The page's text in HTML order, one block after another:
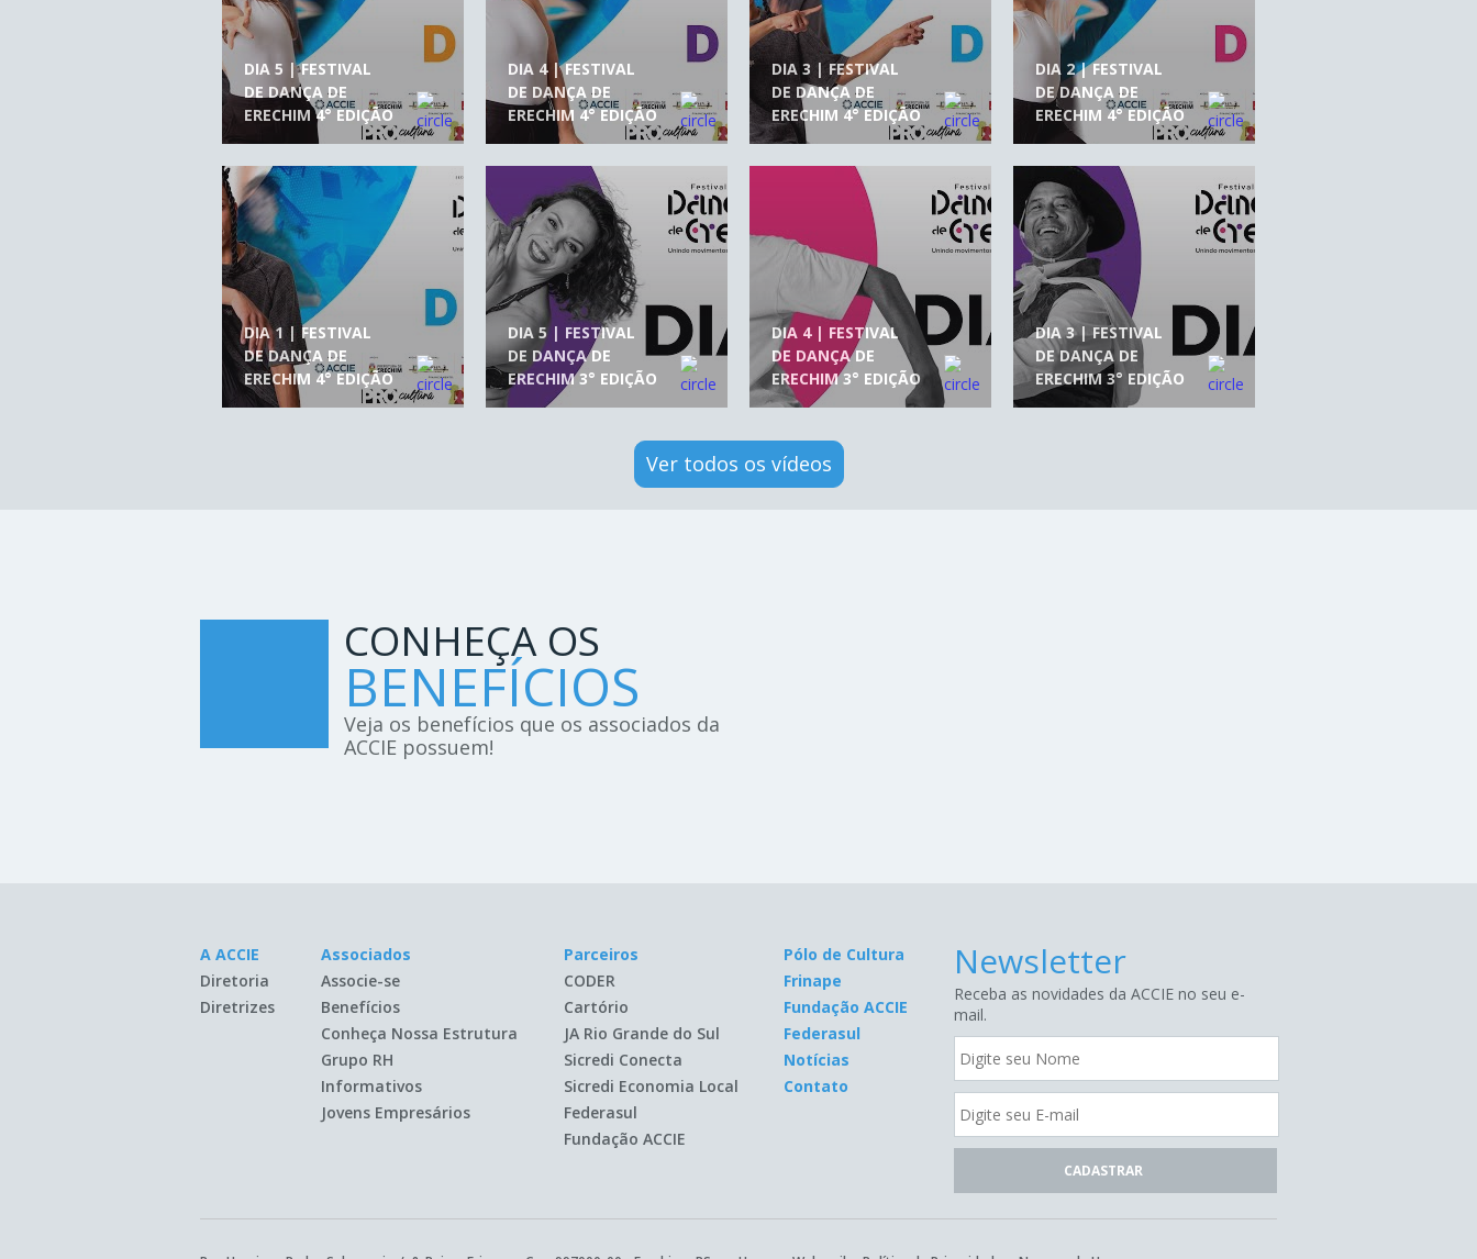
DIA 5 | FESTIVAL
DE DANÇA DE
ERECHIM 4° EDIÇÃO
DIA 4 | FESTIVAL
DE DANÇA DE
ERECHIM 4° EDIÇÃO
DIA 3 | FESTIVAL
DE DANÇA DE
ERECHIM 4° EDIÇÃO
DIA 2 | FESTIVAL
DE DANÇA DE
ERECHIM 4° EDIÇÃO
DIA 1 | FESTIVAL
DE DANÇA DE
ERECHIM 4° EDIÇÃO
DIA 5 | FESTIVAL
DE DANÇA DE
ERECHIM 3° EDIÇÃO
DIA 4 | FESTIVAL
DE DANÇA DE
ERECHIM 3° EDIÇÃO
DIA 3 | FESTIVAL
DE DANÇA DE
ERECHIM 3° EDIÇÃO
Ver todos os vídeos
CONHEÇA OS
BENEFÍCIOS
Veja os benefícios que os associados da
ACCIE possuem!
A ACCIE
Diretoria
Diretrizes
Associados
Associe-se
Benefícios
Conheça Nossa Estrutura
Grupo RH
Informativos
Jovens Empresários
Parceiros
CODER
Cartório
JA Rio Grande do Sul
Sicredi Conecta
Sicredi Economia Local
Federasul
Fundação ACCIE
Pólo de Cultura
Frinape
Fundação ACCIE
Federasul
Notícias
Contato
Newsletter
Receba as novidades da ACCIE no seu e-
mail.